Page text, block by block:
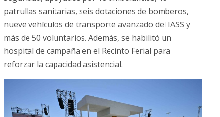
patrullas sanitarias, seis dotaciones de bomberos,
nueve vehículos de transporte avanzado del IASS y
más de 50 voluntarios. Además, se habilitó un
hospital de campaña en el Recinto Ferial para
reforzar la capacidad asistencial.